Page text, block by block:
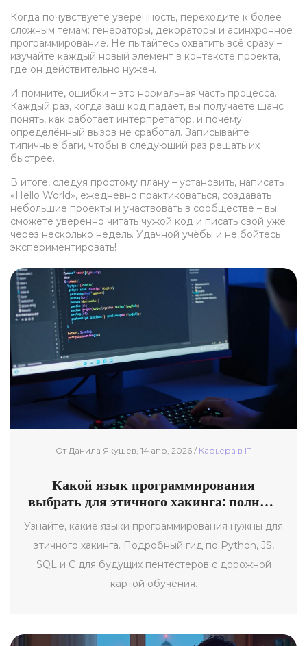
Когда почувствуете уверенность, переходите к более
сложным темам: генераторы, декораторы и асинхронное
программирование. Не пытайтесь охватить всё сразу –
изучайте каждый новый элемент в контексте проекта,
где он действительно нужен.
И помните, ошибки – это нормальная часть процесса.
Каждый раз, когда ваш код падает, вы получаете шанс
понять, как работает интерпретатор, и почему
определённый вызов не сработал. Записывайте
типичные баги, чтобы в следующий раз решать их
быстрее.
В итоге, следуя простому плану – установить, написать
«Hello World», ежедневно практиковаться, создавать
небольшие проекты и участвовать в сообществе – вы
сможете уверенно читать чужой код и писать свой уже
через несколько недель. Удачной учёбы и не бойтесь
экспериментировать!
От Данила Якушев, 14 апр, 2026 / Карьера в IT
Какой язык программирования
выбрать для этичного хакинга: полный
Узнайте, какие языки программирования нужны для
этичного хакинга. Подробный гид по Python, JS,
SQL и C для будущих пентестеров с дорожной
картой обучения.